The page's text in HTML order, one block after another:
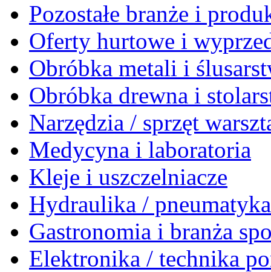
Pozostałe branże i
Oferty hurtowe i
Obróbka metali i
Obróbka drewna i
Narzędzia / sprzęt
Medycyna i laboratoria
Kleje i uszczelniacze
Hydraulika /
Gastronomia i branża
Elektronika / technika